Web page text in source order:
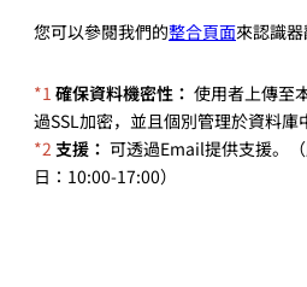
您可以參閱我們的整合頁面來認識器
*1 確保資料機密性： 使用者上傳至
過SSL加密，並且個別管理於資料庫
*2 支援： 可透過Email提供支援。
日：10:00-17:00）